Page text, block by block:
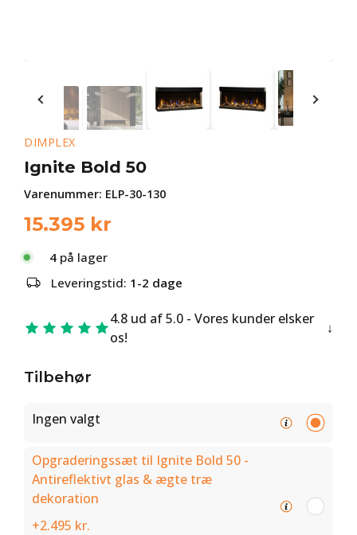
DIMPLEX
Ignite Bold 50
Varenummer: ELP-30-130
15.395 kr
4 på lager
Leveringstid: 1-2 dage
4.8 ud af 5.0 - Vores kunder elsker
os!
Tilbehør
Ingen valgt
Opgraderingssæt til Ignite Bold 50 -
Antireflektivt glas & ægte træ
dekoration
+2.495 kr.